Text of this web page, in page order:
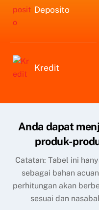
Deposito
Kredit
Anda dapat
produk-
Catatan: Tabel ini
sebagai bahan
perhitungan akan
sesuai dan